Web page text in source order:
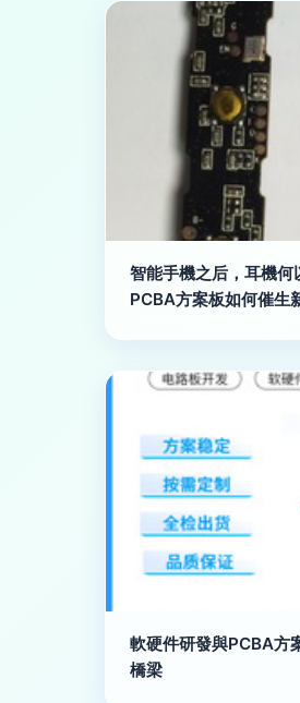
智能手機之后，耳機
PCBA方案板如何催生
軟硬件研發與PCBA方
橋梁